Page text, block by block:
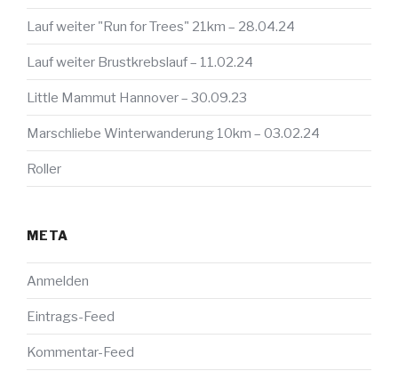
Lauf weiter "Run for Trees" 21km – 28.04.24
Lauf weiter Brustkrebslauf – 11.02.24
Little Mammut Hannover – 30.09.23
Marschliebe Winterwanderung 10km – 03.02.24
Roller
META
Anmelden
Eintrags-Feed
Kommentar-Feed